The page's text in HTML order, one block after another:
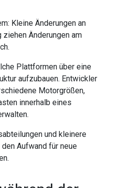
Kleine Änderungen an
Änderungen am
Plattformen über eine
aufzubauen. Entwickler
Motorgrößen,
innerhalb eines
und kleinere
Aufwand für neue